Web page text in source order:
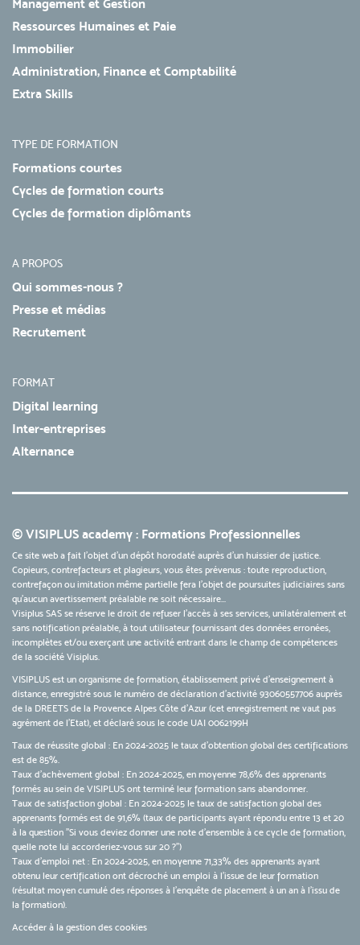
Management et Gestion
Ressources Humaines et Paie
Immobilier
Administration, Finance et Comptabilité
Extra Skills
TYPE DE FORMATION
Formations courtes
Cycles de formation courts
Cycles de formation diplômants
A PROPOS
Qui sommes-nous ?
Presse et médias
Recrutement
FORMAT
Digital learning
Inter-entreprises
Alternance
© VISIPLUS academy : Formations Professionnelles
Ce site web a fait l'objet d'un dépôt horodaté auprès d'un huissier de justice.
Copieurs, contrefacteurs et plagieurs, vous êtes prévenus : toute reproduction,
contrefaçon ou imitation même partielle fera l'objet de poursuites judiciaires sans
qu’aucun avertissement préalable ne soit nécessaire...
Visiplus SAS se réserve le droit de refuser l'accès à ses services, unilatéralement et
sans notification préalable, à tout utilisateur fournissant des données erronées,
incomplètes et/ou exerçant une activité entrant dans le champ de compétences
de la société Visiplus.
VISIPLUS est un organisme de formation, établissement privé d’enseignement à
distance, enregistré sous le numéro de déclaration d’activité 93060557706 auprès
de la DREETS de la Provence Alpes Côte d’Azur (cet enregistrement ne vaut pas
agrément de l’Etat), et déclaré sous le code UAI 0062199H
Taux de réussite global : En 2024-2025 le taux d'obtention global des certifications
est de 85%.
Taux d’achèvement global : En 2024-2025, en moyenne 78,6% des apprenants
formés au sein de VISIPLUS ont terminé leur formation sans abandonner.
Taux de satisfaction global : En 2024-2025 le taux de satisfaction global des
apprenants formés est de 91,6% (taux de participants ayant répondu entre 13 et 20
à la question "Si vous deviez donner une note d’ensemble à ce cycle de formation,
quelle note lui accorderiez-vous sur 20 ?")
Taux d’emploi net : En 2024-2025, en moyenne 71,33% des apprenants ayant
obtenu leur certification ont décroché un emploi à l'issue de leur formation
(résultat moyen cumulé des réponses à l'enquête de placement à un an à l'issu de
la formation).
Accéder à la gestion des cookies